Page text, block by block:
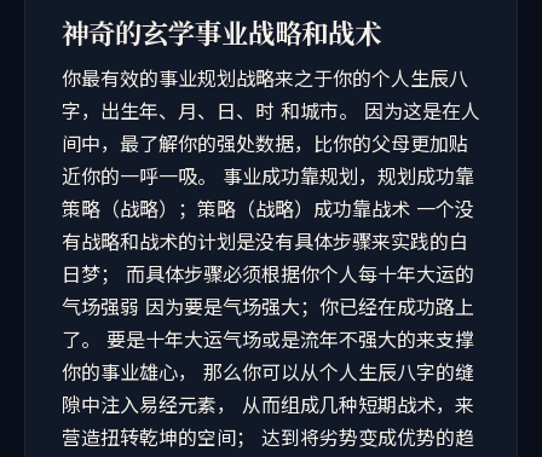
神奇的玄学事业战略和战术
你最有效的事业规划战略来之于你的个人生辰八
字，出生年、月、日、时 和城市。 因为这是在人
间中，最了解你的强处数据，比你的父母更加贴
近你的一呼一吸。 事业成功靠规划，规划成功靠
策略（战略）；策略（战略）成功靠战术 一个没
有战略和战术的计划是没有具体步骤来实践的白
日梦； 而具体步骤必须根据你个人每十年大运的
气场强弱 因为要是气场强大；你已经在成功路上
了。 要是十年大运气场或是流年不强大的来支撑
你的事业雄心， 那么你可以从个人生辰八字的缝
隙中注入易经元素， 从而组成几种短期战术，来
营造扭转乾坤的空间； 达到将劣势变成优势的趋